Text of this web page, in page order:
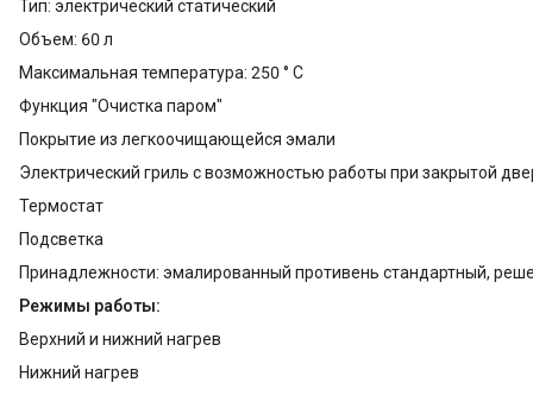
Тип: электрический статический
Объем: 60 л
Максимальная температура: 250 ° С
Функция "Очистка паром"
Покрытие из легкоочищающейся эмали
Электрический гриль с возможностью работы при закрытой
Термостат
Подсветка
Принадлежности: эмалированный противень стандартный,
Режимы работы:
Верхний и нижний нагрев
Нижний нагрев